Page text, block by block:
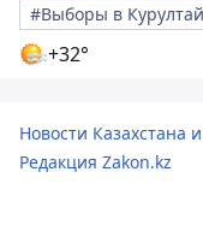
#Выборы в Курултай
+32°
Новости Казахстана
Редакция Zakon.kz